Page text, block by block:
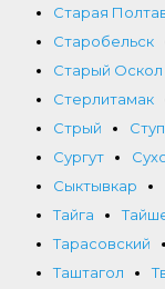
Старая
Старобельск
Старый Оскол
Стерлитамак
Стрый
Сургут
Сыктывкар
Тайга
Тарасовский
Таштагол